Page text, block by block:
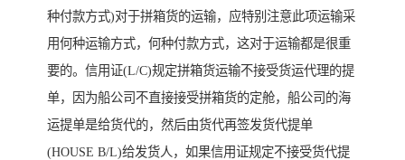
种付款方式)对于拼箱货的运输，应特别注意此项运输采
用何种运输方式，何种付款方式，这对于运输都是很重
要的。信用证(L/C)规定拼箱货运输不接受货运代理的提
单，因为船公司不直接接受拼箱货的定舱，船公司的海
运提单是给货代的，然后由货代再签发货代提单
(HOUSE B/L)给发货人，如果信用证规定不接受货代提